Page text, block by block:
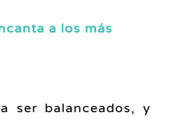
a los más
ser balanceados, y